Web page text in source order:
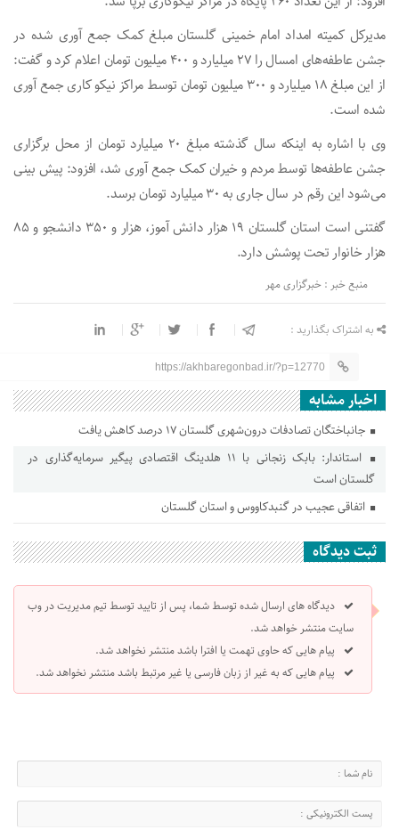
مدیرکل کمیته امداد امام خمینی گلستان مبلغ کمک جمع آوری شده در
جشن عاطفه‌های امسال را ۲۷ میلیارد و ۴۰۰ میلیون تومان اعلام کرد و گفت:
از این مبلغ ۱۸ میلیارد و ۳۰۰ میلیون تومان توسط مراکز نیکو کاری جمع آوری
شده است.
وی با اشاره به اینکه سال گذشته مبلغ ۲۰ میلیارد تومان از محل برگزاری
جشن عاطفه‌ها توسط مردم و خیران کمک جمع آوری شد، افزود: پیش بینی
می‌شود این رقم در سال جاری به ۳۰ میلیارد تومان برسد.
گفتنی است استان گلستان ۱۹ هزار دانش آموز، هزار و ۳۵۰ دانشجو و ۸۵
هزار خانوار تحت پوشش دارد.
منبع خبر : خبرگزاری مهر
به اشتراک بگذارید :
https://akhbaregonbad.ir/?p=12770
اخبار مشابه
جانباختگان تصادفات درون‌شهری گلستان ۱۷ درصد کاهش یافت
استاندار: بابک زنجانی با ۱۱ هلدینگ اقتصادی پیگیر سرمایه‌گذاری در
گلستان است
اتفاقی عجیب در‌ گنبدکاووس و استان گلستان
ثبت دیدگاه
دیدگاه های ارسال شده توسط شما، پس از تایید توسط تیم مدیریت در وب
سایت منتشر خواهد شد.
پیام هایی که حاوی تهمت یا افترا باشد منتشر نخواهد شد.
پیام هایی که به غیر از زبان فارسی یا غیر مرتبط باشد منتشر نخواهد شد.